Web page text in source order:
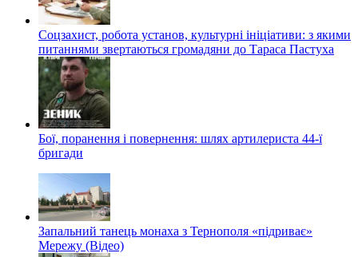
Соцзахист, робота установ, культурні ініціативи: з якими
питаннями звертаються громадяни до Тараса Пастуха
Бої, поранення і повернення: шлях артилериста 44-ї
бригади
Запальний танець монаха з Тернополя «підриває»
Мережу (Відео)